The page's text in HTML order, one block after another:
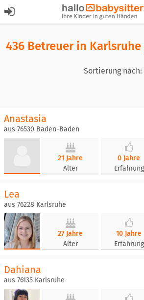
436 Betreuer in
Sortierung nach:
Anastasia
aus 76530 Baden-Baden
21 Jahre
Alter
0 Jahre
Erfahrung
Lea
aus 76228 Karlsruhe
27 Jahre
Alter
10 Jahre
Erfahrung
Dahiana
aus 76135 Karlsruhe